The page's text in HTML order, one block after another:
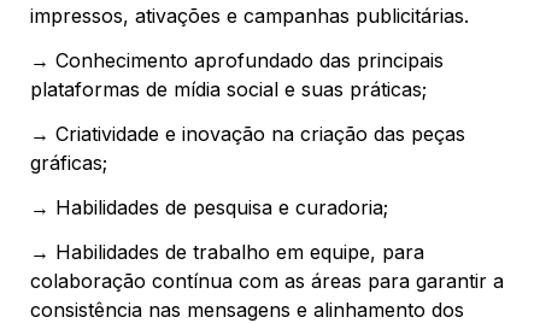
impressos, ativações e campanhas publicitárias.
→ Conhecimento aprofundado das principais
plataformas de mídia social e suas práticas;
→ Criatividade e inovação na criação das peças
gráficas;
→ Habilidades de pesquisa e curadoria;
→ Habilidades de trabalho em equipe, para
colaboração contínua com as áreas para garantir a
consistência nas mensagens e alinhamento dos